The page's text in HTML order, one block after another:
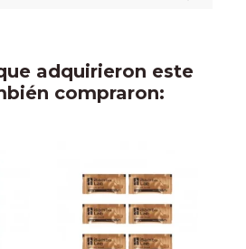
adquirieron este
compraron: